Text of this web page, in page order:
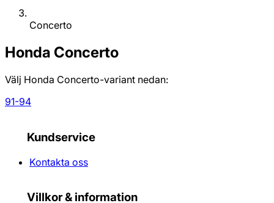
Concerto
Honda Concerto
Välj Honda Concerto-variant nedan:
91-94
Kundservice
Kontakta oss
Villkor & information